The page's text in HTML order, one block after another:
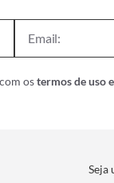
ostermos de uso
Seja